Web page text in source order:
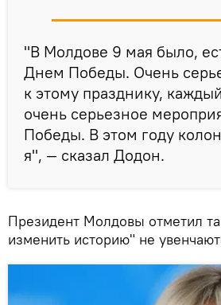
"В Молдове 9 мая было,
Днем Победы. Очень
к этому празднику,
очень серьезное
Победы. В этом году
я", — сказал Додон.
Президент Молдовы отметил
изменить историю" не